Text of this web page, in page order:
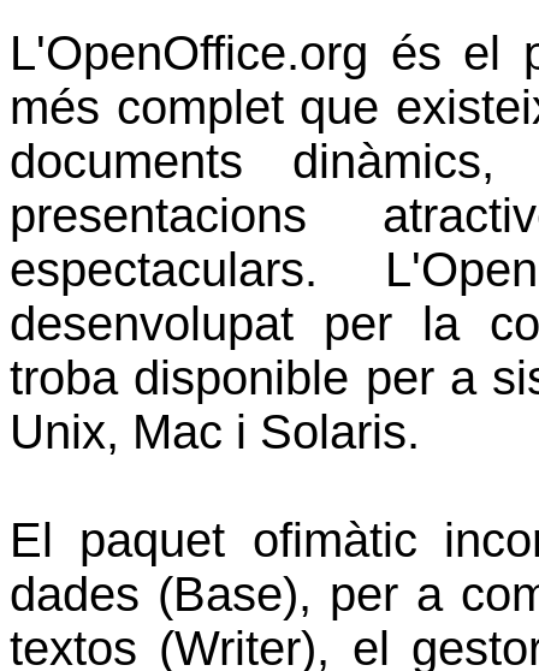
L'OpenOffice.org és el
més complet que
documents
presentacions
espectaculars.
desenvolupat per la
troba disponible per a
Unix, Mac i Solaris.
El paquet ofimàtic
dades (Base), per a
textos (Writer), el